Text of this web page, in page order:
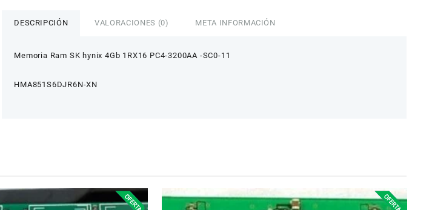
4Gb
cantidad
DESCRIPCIÓN VALORACIONES (0) META INFORMACIÓN
Memoria Ram SK hynix 4Gb 1RX16 PC4-3200AA -SC0-11
HMA851S6DJR6N-XN